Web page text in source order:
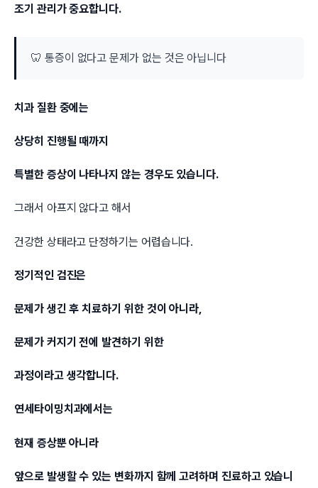
조기 관리가 중요합니다.
🦷 통증이 없다고 문제가 없는 것은 아닙니다
치과 질환 중에는
상당히 진행될 때까지
특별한 증상이 나타나지 않는 경우도 있습니다.
그래서 아프지 않다고 해서
건강한 상태라고 단정하기는 어렵습니다.
정기적인 검진은
문제가 생긴 후 치료하기 위한 것이 아니라,
문제가 커지기 전에 발견하기 위한
과정이라고 생각합니다.
연세타이밍치과에서는
현재 증상뿐 아니라
앞으로 발생할 수 있는 변화까지 함께 고려하며 진료하고 있습니